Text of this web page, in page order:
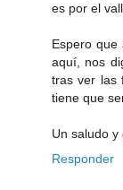
es por el
Espero
aquí, nos
tras ver las
tiene que
Un saludo y
Responder